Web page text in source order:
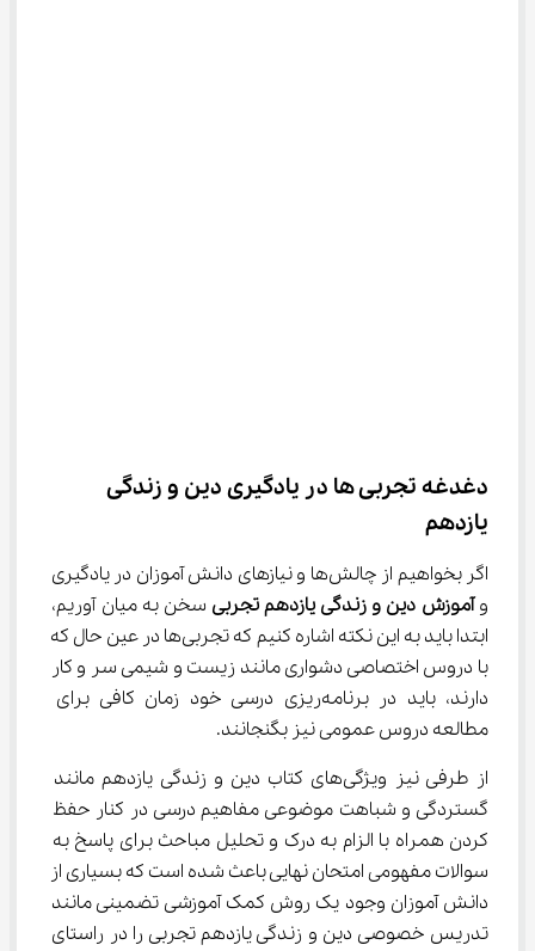
دغدغه تجربی ها در یادگیری دین و زندگی
یازدهم
اگر بخواهیم از چالش‌ها و نیازهای دانش آموزان در یادگیری
و آموزش دین و زندگی یازدهم تجربی سخن به میان آوریم،
ابتدا باید به این نکته اشاره کنیم که تجربی‌ها در عین حال که
با دروس اختصاصی دشواری مانند زیست و شیمی سر و کار
دارند، باید در برنامه‌ریزی درسی خود زمان کافی برای
مطالعه دروس‌ عمومی نیز بگنجانند.
از طرفی نیز ویژگی‌های کتاب دین و زندگی یازدهم مانند
گستردگی و شباهت موضوعی مفاهیم درسی در کنار حفظ
کردن همراه با الزام به درک و تحلیل مباحث برای پاسخ به
سوالات مفهومی امتحان نهایی باعث شده است که بسیاری از
دانش آموزان وجود یک روش کمک آموزشی تضمینی مانند
تدریس خصوصی دین و زندگی یازدهم تجربی را در راستای